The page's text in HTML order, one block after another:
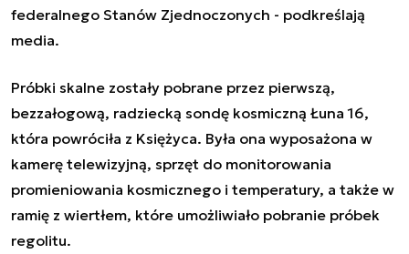
federalnego Stanów Zjednoczonych - podkreślają
media.
Próbki skalne zostały pobrane przez pierwszą,
bezzałogową, radziecką sondę kosmiczną Łuna 16,
która powróciła z Księżyca. Była ona wyposażona w
kamerę telewizyjną, sprzęt do monitorowania
promieniowania kosmicznego i temperatury, a także w
ramię z wiertłem, które umożliwiało pobranie próbek
regolitu.